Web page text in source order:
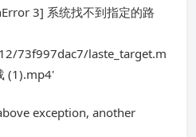
3] 系统找不到指定的路
73f997dac7/laste_target.m
(1).mp4'
exception, another